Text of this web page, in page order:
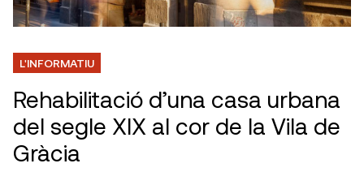
L'INFORMATIU
Rehabilitació d’una casa urbana
del segle XIX al cor de la Vila de
Gràcia